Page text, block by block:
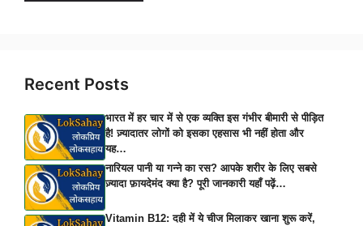
Recent Posts
भारत में हर चार में से एक व्यक्ति इस गंभीर बीमारी से पीड़ित
है! ज़्यादातर लोगों को इसका एहसास भी नहीं होता और
यह…
नारियल पानी या गन्ने का रस? आपके शरीर के लिए सबसे
ज़्यादा फ़ायदेमंद क्या है? पूरी जानकारी यहाँ पढ़ें…
Vitamin B12: दही में ये चीज मिलाकर खाना शुरू करें,